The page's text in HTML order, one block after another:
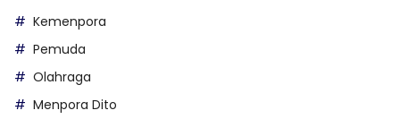
Kemenpora
Pemuda
Olahraga
Menpora Dito